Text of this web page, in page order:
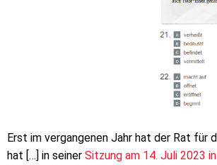
Erst im vergangenen Jahr hat der Rat für
hat […] in seiner Sitzung am 14. Juli 2023